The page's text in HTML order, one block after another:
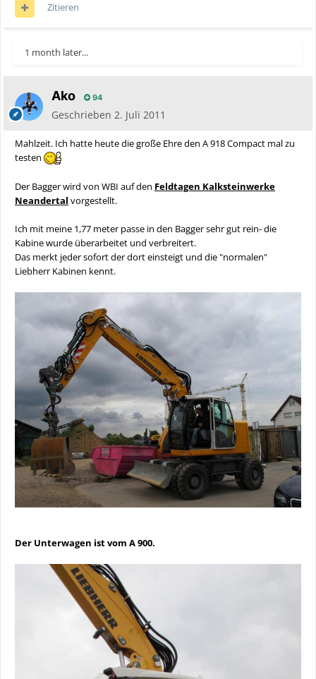
Zitieren
1 month later...
Äko 94
Geschrieben 2. Juli 2011
Mahlzeit. Ich hatte heute die große Ehre den A 918 Compact mal zu
testen
Der Bagger wird von WBI auf den Feldtagen Kalksteinwerke
Neandertal vorgestellt.
Ich mit meine 1,77 meter passe in den Bagger sehr gut rein- die
Kabine wurde überarbeitet und verbreitert.
Das merkt jeder sofort der dort einsteigt und die "normalen"
Liebherr Kabinen kennt.
Der Unterwagen ist vom A 900.